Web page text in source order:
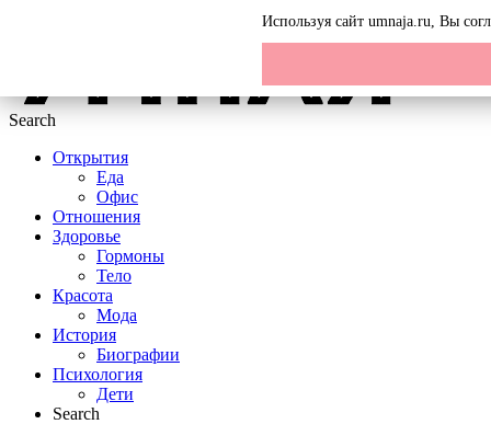
Search
Открытия
Еда
Офис
Отношения
Здоровье
Гормоны
Тело
Красота
Мода
История
Биографии
Психология
Дети
Search
Используя сайт umnaja.ru, Вы